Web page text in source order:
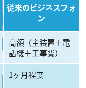
従来のビジネスフォ
ン
高額（主装置＋電
話機＋工事費）
1ヶ月程度